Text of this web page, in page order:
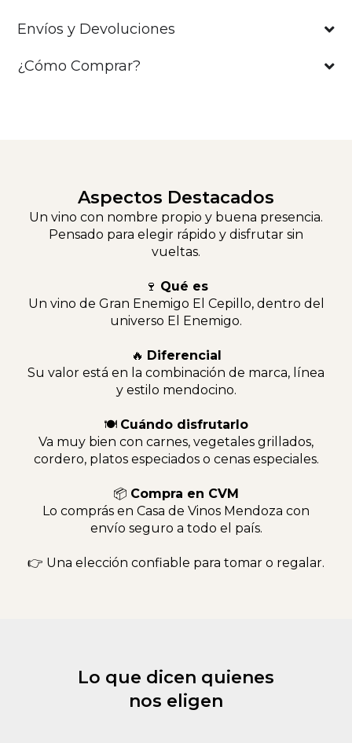
Envíos y Devoluciones
¿Cómo Comprar?
Aspectos Destacados
Un vino con nombre propio y buena presencia.
Pensado para elegir rápido y disfrutar sin
vueltas.
🍷 Qué es
Un vino de Gran Enemigo El Cepillo, dentro del
universo El Enemigo.
🔥 Diferencial
Su valor está en la combinación de marca, línea
y estilo mendocino.
🍽 Cuándo disfrutarlo
Va muy bien con carnes, vegetales grillados,
cordero, platos especiados o cenas especiales.
📦 Compra en CVM
Lo comprás en Casa de Vinos Mendoza con
envío seguro a todo el país.
👉 Una elección confiable para tomar o regalar.
Lo que dicen quienes
nos eligen